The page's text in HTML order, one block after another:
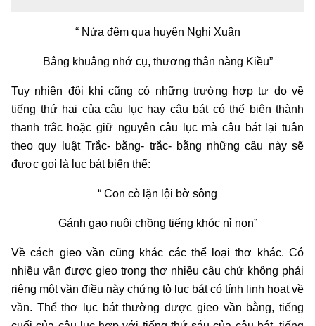
“ Nửa đêm qua huyện Nghi Xuân
Bâng khuâng nhớ cụ, thương thân nàng Kiều”
Tuy nhiên đôi khi cũng có những trường hợp tự do về
tiếng thứ hai của câu lục hay câu bát có thể biên thành
thanh trắc hoặc giữ nguyên câu lục mà câu bát lại tuân
theo quy luật Trắc- bằng- trắc- bằng những câu này sẽ
được gọi là lục bát biến thể:
“ Con cò lặn lội bờ sông
Gánh gạo nuôi chồng tiếng khóc nỉ non”
Về cách gieo vần cũng khác các thể loại thơ khác. Có
nhiều vần được gieo trong thơ nhiều câu chứ không phải
riêng một vần điều này chứng tỏ lục bát có tính linh hoạt về
vần. Thể thơ lục bát thường được gieo vần bằng, tiếng